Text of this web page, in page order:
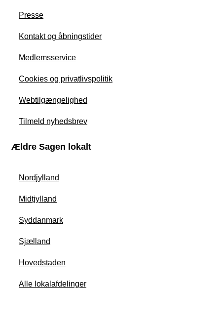
Presse
Kontakt og åbningstider
Medlemsservice
Cookies og privatlivspolitik
Webtilgængelighed
Tilmeld nyhedsbrev
Ældre Sagen lokalt
Nordjylland
Midtjylland
Syddanmark
Sjælland
Hovedstaden
Alle lokalafdelinger